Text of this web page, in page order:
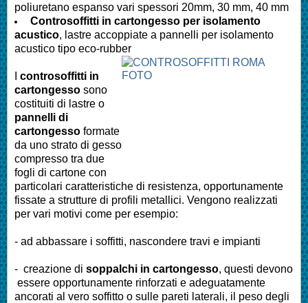
poliuretano espanso vari spessori 20mm, 30 mm, 40 mm
Controsoffitti in cartongesso per isolamento
acustico, lastre accoppiate a pannelli per isolamento
acustico tipo eco-rubber
controsoffitti in
cartongesso sono
costituiti di lastre o
pannelli di
cartongesso formate
da uno strato di gesso
compresso tra due
fogli di cartone con
particolari caratteristiche di resistenza, opportunamente
fissate a strutture di profili metallici. Vengono realizzati
per vari motivi come per esempio:
- ad abbassare i soffitti, nascondere travi e impianti
- creazione di soppalchi in cartongesso, questi devono
essere opportunamente rinforzati e adeguatamente
ancorati al vero soffitto o sulle pareti laterali, il peso degli